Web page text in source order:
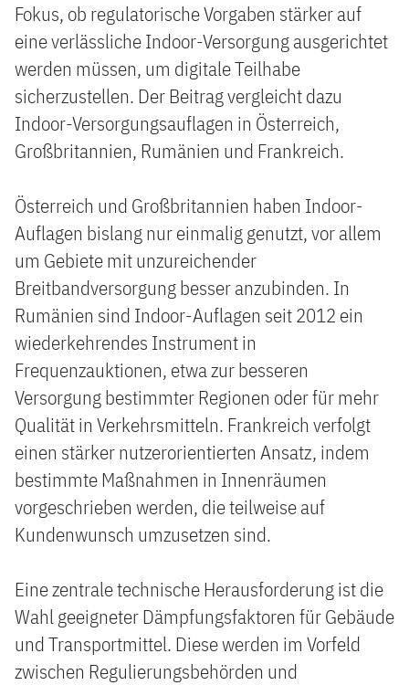
Fokus, ob regulatorische Vorgaben stärker auf
eine verlässliche Indoor-Versorgung ausgerichtet
werden müssen, um digitale Teilhabe
sicherzustellen. Der Beitrag vergleicht dazu
Indoor-Versorgungsauflagen in Österreich,
Großbritannien, Rumänien und Frankreich.
Österreich und Großbritannien haben Indoor-
Auflagen bislang nur einmalig genutzt, vor allem
um Gebiete mit unzureichender
Breitbandversorgung besser anzubinden. In
Rumänien sind Indoor-Auflagen seit 2012 ein
wiederkehrendes Instrument in
Frequenzauktionen, etwa zur besseren
Versorgung bestimmter Regionen oder für mehr
Qualität in Verkehrsmitteln. Frankreich verfolgt
einen stärker nutzerorientierten Ansatz, indem
bestimmte Maßnahmen in Innenräumen
vorgeschrieben werden, die teilweise auf
Kundenwunsch umzusetzen sind.
Eine zentrale technische Herausforderung ist die
Wahl geeigneter Dämpfungsfaktoren für Gebäude
und Transportmittel. Diese werden im Vorfeld
zwischen Regulierungsbehörden und